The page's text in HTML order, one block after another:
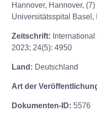
Hannover, Hannover,
Universitätsspital Basel,
Zeitschrift:
2023; 24(5): 4950
Land: Deutschland
Art der
Dokumenten-ID: 5576